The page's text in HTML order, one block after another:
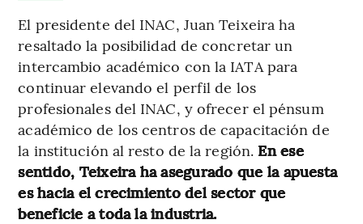
El presidente del INAC, Juan Teixeira ha
resaltado la posibilidad de concretar un
intercambio académico con la IATA para
continuar elevando el perfil de los
profesionales del INAC, y ofrecer el pénsum
académico de los centros de capacitación de
la institución al resto de la región. En ese
sentido, Teixeira ha asegurado que la apuesta
es hacia el crecimiento del sector que
beneficie a toda la industria.